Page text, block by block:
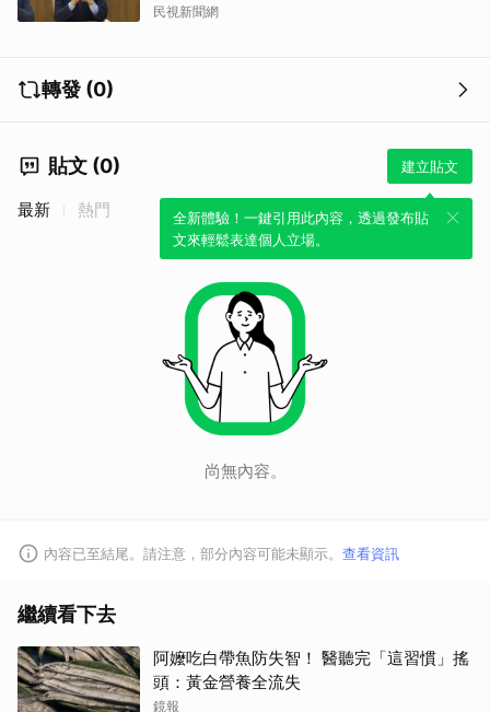
民視新聞網
轉發 (0)
貼文 (0) 建立貼文
全新體驗！一鍵引用此內容，透過發布貼
文來輕鬆表達個人立場。
最新 熱門
尚無內容。
內容已至結尾。請注意，部分內容可能未顯示。 查看資訊
繼續看下去
阿嬤吃白帶魚防失智！ 醫聽完「這習慣」搖
頭：黃金營養全流失
鏡報